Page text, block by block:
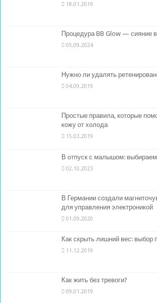
18.01.2019
Процедура BB Glow — сияние
05.09.2024
Нужно ли удалять
04.09.2019
Простые правила, которые
кожу от холода
15.03.2019
В отпуск с малышом: выбираем
02.10.2023
В Германии создали
для управления электроникой
01.09.2020
Как скрыть лишний вес: выбор
11.12.2019
Как жить без тревоги?
09.01.2019